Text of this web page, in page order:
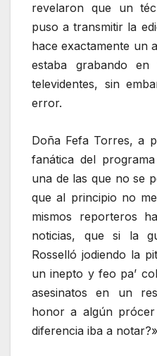
revelaron que un
puso a transmitir la
hace exactamente un
estaba grabando
televidentes, sin
error.
Doña Fefa Torres, a
fanática del
una de las que no se
que al principio no
mismos reporteros
noticias, que si la
Rosselló jodiendo la
un inepto y feo pa’
asesinatos en un
honor a algún
diferencia iba a notar?»